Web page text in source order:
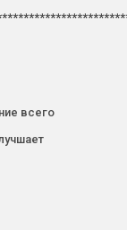
всего